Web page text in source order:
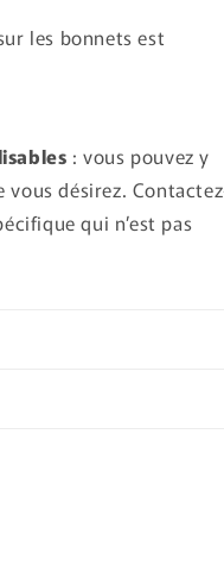
les bonnets est
: vous pouvez y
désirez.
qui n’est pas